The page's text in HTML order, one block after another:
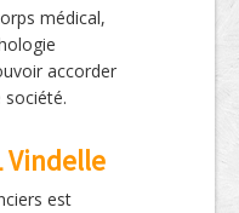
médical,
accorder
Vindelle
est